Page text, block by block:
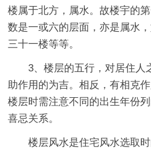
楼属于北方，属水。故楼宇的
数是一或六的层面，亦是属水
三十一楼等等。
3、楼层的五行，对居住人
助作用的为吉。相反，有相克
楼层时需注意不同的出生年份
喜忌关系。
楼层风水是住宅风水选取